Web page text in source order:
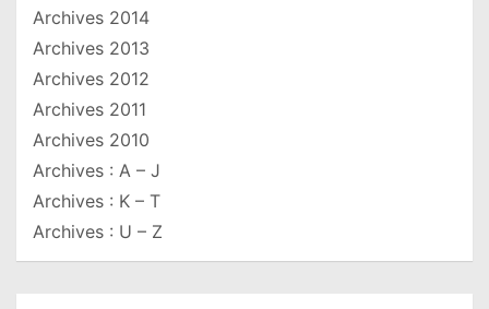
Archives 2014
Archives 2013
Archives 2012
Archives 2011
Archives 2010
Archives : A – J
Archives : K – T
Archives : U – Z